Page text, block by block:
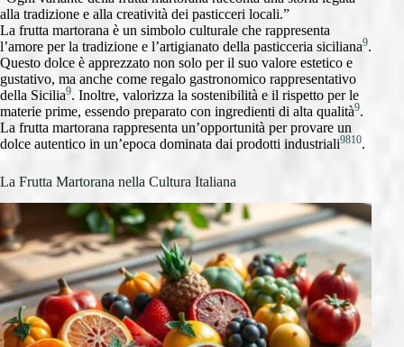
alla tradizione e alla creatività dei pasticceri locali.”
La frutta martorana è un simbolo culturale che rappresenta
l’amore per la tradizione e l’artigianato della pasticceria siciliana9.
Questo dolce è apprezzato non solo per il suo valore estetico e
gustativo, ma anche come regalo gastronomico rappresentativo
della Sicilia9. Inoltre, valorizza la sostenibilità e il rispetto per le
materie prime, essendo preparato con ingredienti di alta qualità9.
La frutta martorana rappresenta un’opportunità per provare un
dolce autentico in un’epoca dominata dai prodotti industriali9810.
La Frutta Martorana nella Cultura Italiana